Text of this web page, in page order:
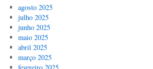
agosto 2025
julho 2025
junho 2025
maio 2025
abril 2025
março 2025